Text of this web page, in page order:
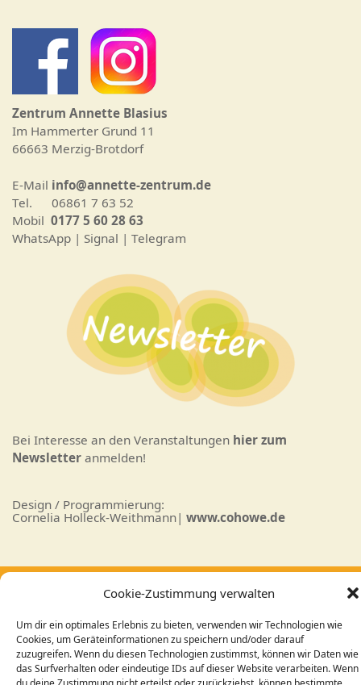
Cookie-Zustimmung verwalten
Um dir ein optimales Erlebnis zu bieten, verwenden wir Technologien wie
Cookies, um Geräteinformationen zu speichern und/oder darauf
zuzugreifen. Wenn du diesen Technologien zustimmst, können wir Daten wie
das Surfverhalten oder eindeutige IDs auf dieser Website verarbeiten. Wenn
Zentrum Annette Blasius
Im Hammerter Grund 11
66663 Merzig-Brotdorf
E-Mail info@annette-zentrum.de
Tel. 06861 7 63 52
Mobil 0177 5 60 28 63
WhatsApp | Signal | Telegram
Bei Interesse an den Veranstaltungen hier zum
Newsletter anmelden!
Design / Programmierung:
Cornelia Holleck-Weithmann| www.cohowe.de
© Zentrum Annette Blasius